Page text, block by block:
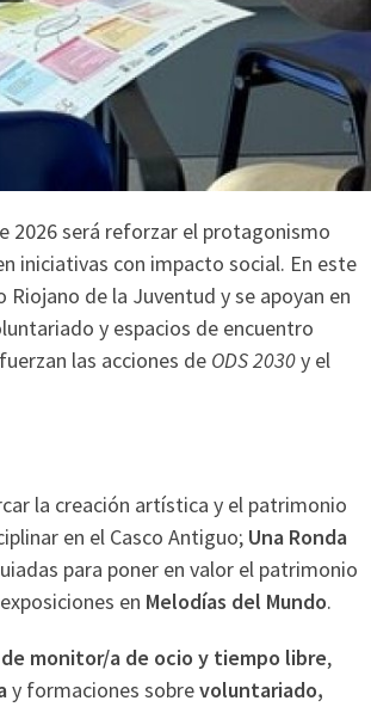
2026 será reforzar el protagonismo
iniciativas con impacto social. En este
de la Juventud y se apoyan en
y espacios de encuentro
las acciones de ODS 2030y el
la creación artística y el patrimonio
en el Casco Antiguo; Una Ronda
para poner en valor el patrimonio
en Melodías del Mundo.
monitor/a de ocio y tiempo libre,
y formaciones sobrevoluntariado,